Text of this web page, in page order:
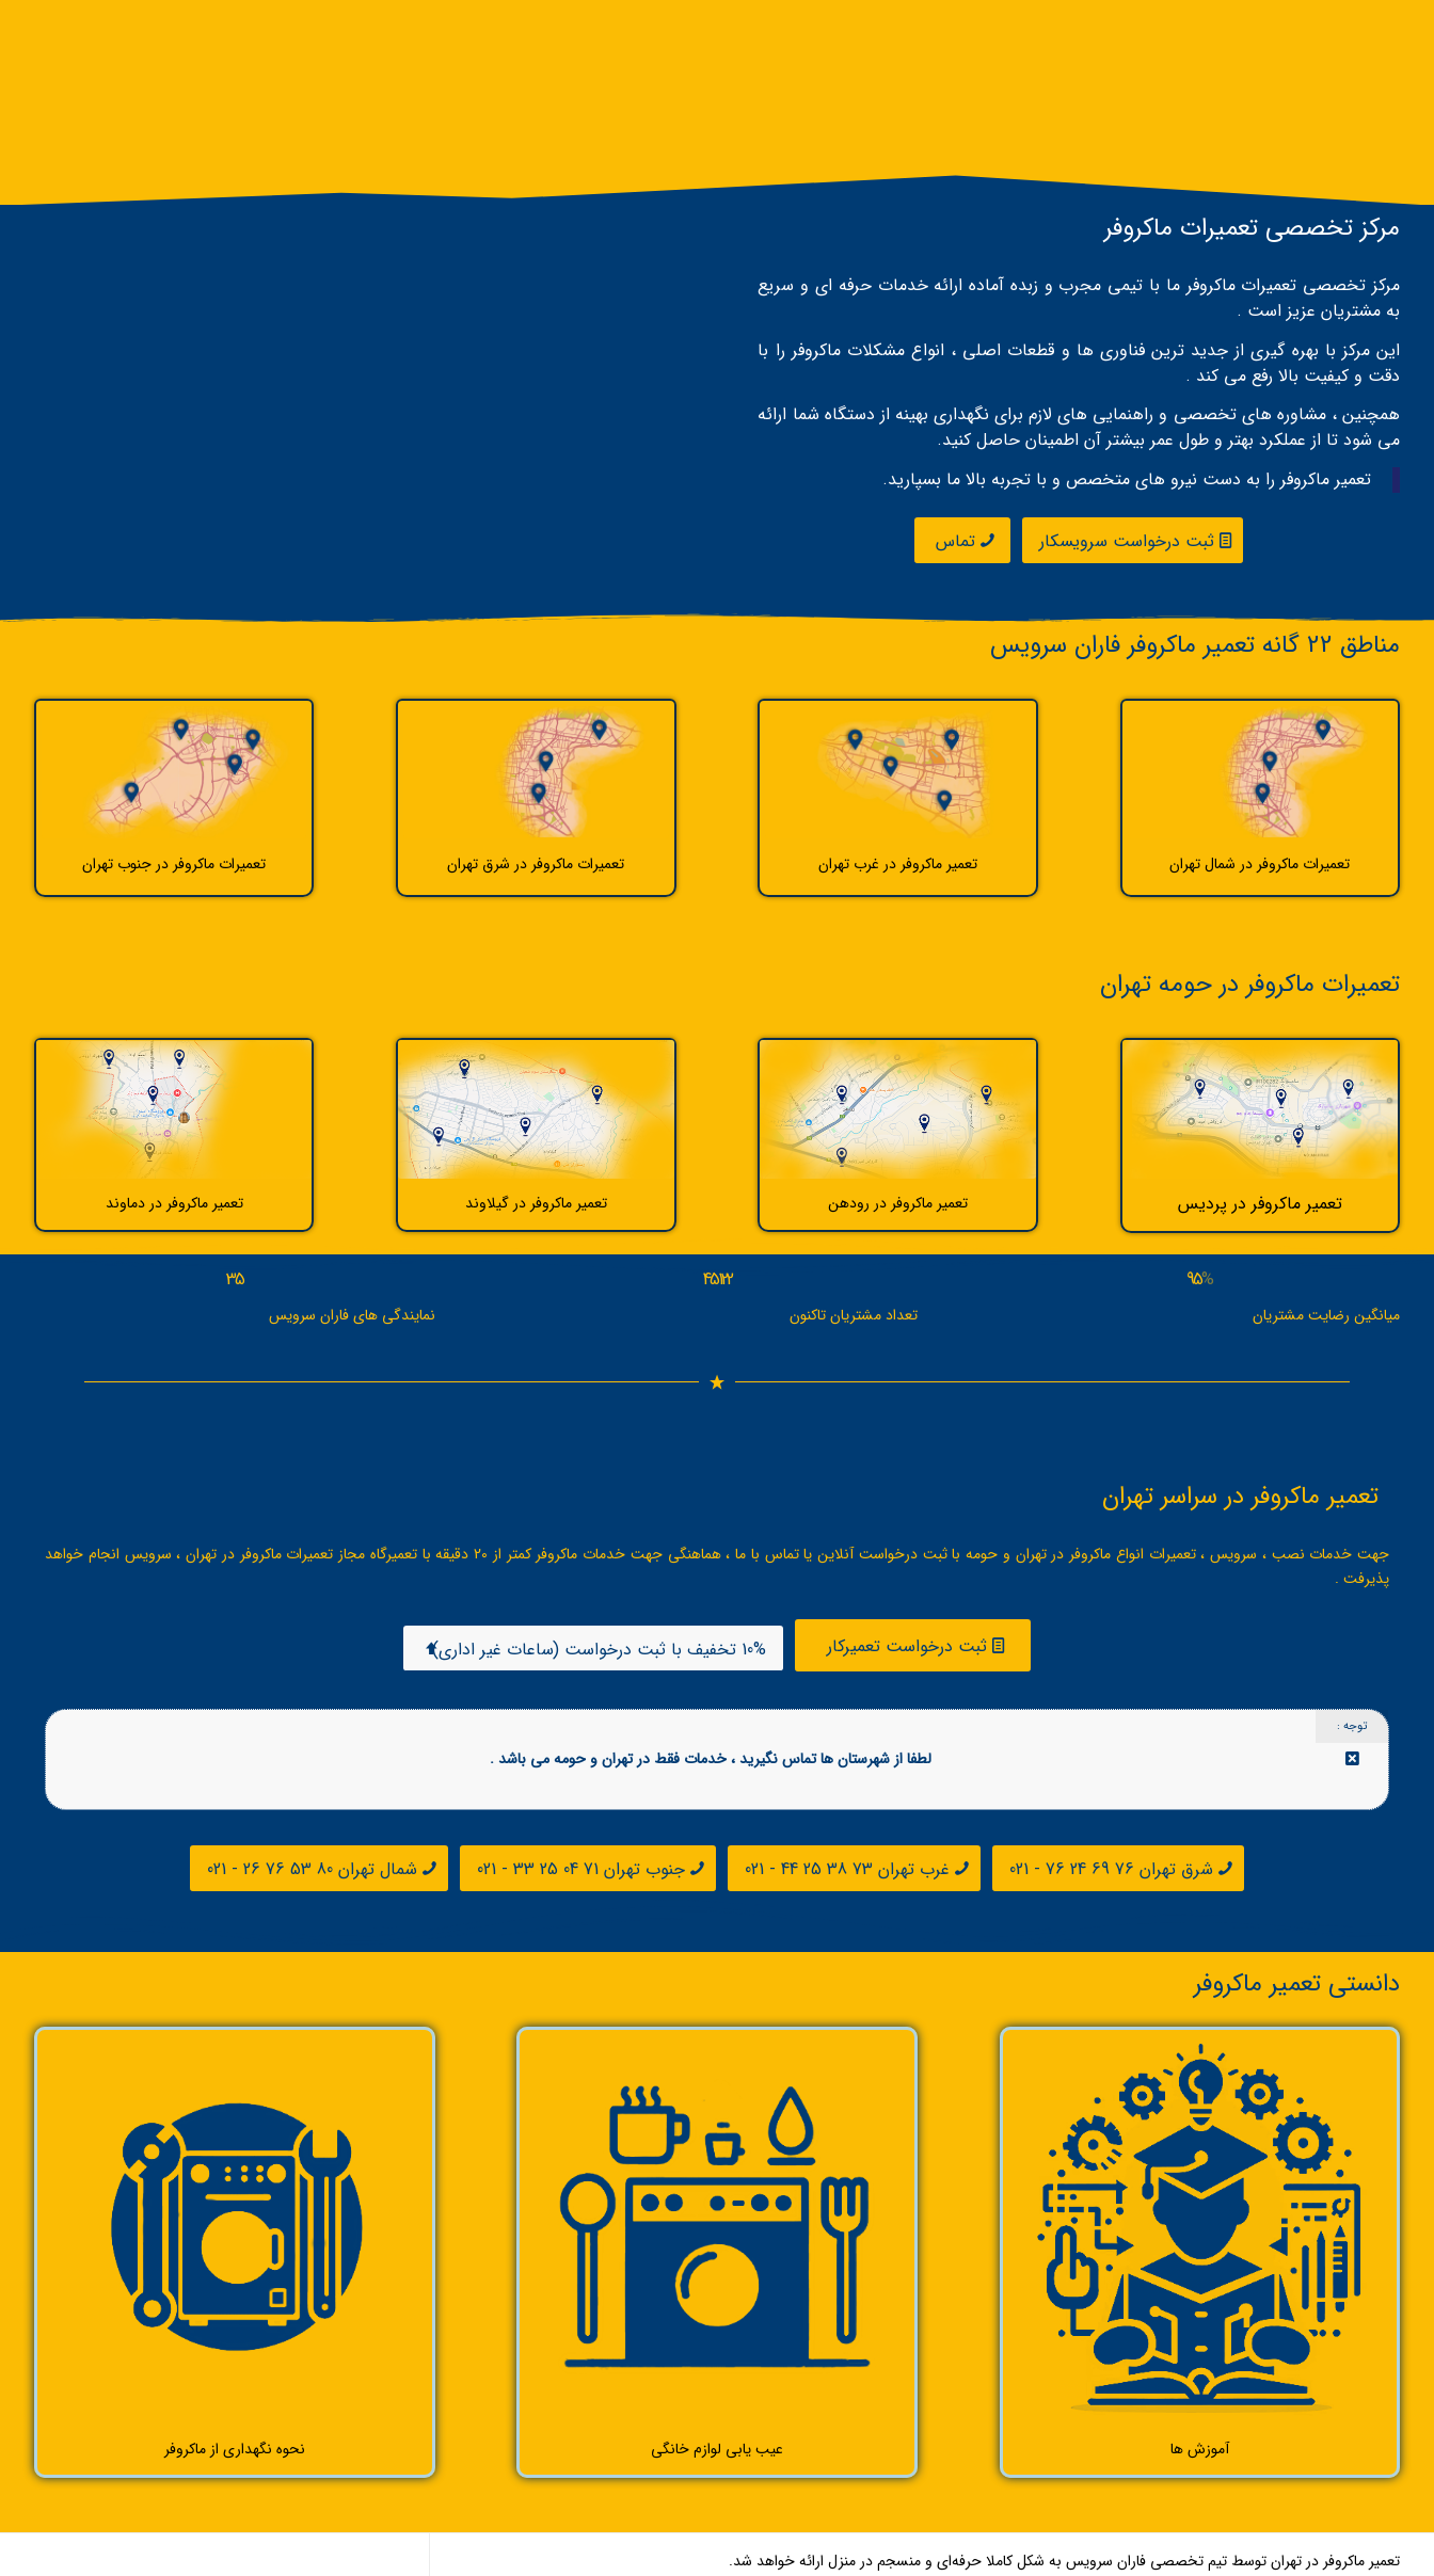
مرکز تخصصی تعمیرات ماکروفر
مرکز تخصصی تعمیرات ماکروفر ما با تیمی مجرب و زبده آماده ارائه خدمات حرفه‌ ای و سریع
به مشتریان عزیز است .
این مرکز با بهره‌ گیری از جدید ترین فناوری ‌ها و قطعات اصلی ، انواع مشکلات ماکروفر را با
دقت و کیفیت بالا رفع می ‌کند .
همچنین ، مشاوره‌ های تخصصی و راهنمایی‌ های لازم برای نگهداری بهینه از دستگاه شما ارائه
می ‌شود تا از عملکرد بهتر و طول عمر بیشتر آن اطمینان حاصل کنید.
تعمیر ماکروفر را به دست نیرو های متخصص و با تجربه بالا ما بسپارید.
ثبت درخواست سرویسکار تماس
مناطق 22 گانه تعمیر ماکروفر فاران سرویس
تعمیرات ماکروفر در شمال تهران تعمیر ماکروفر در غرب تهران تعمیرات ماکروفر در شرق تهران تعمیرات ماکروفر در جنوب تهران
تعمیرات ماکروفر در حومه تهران
تعمیر ماکروفر در پردیس تعمیر ماکروفر در رودهن تعمیر ماکروفر در گیلاوند تعمیر ماکروفر در دماوند
95%
میانگین رضایت مشتریان
45122
تعداد مشتریان تاکنون
35
نمایندگی های فاران سرویس
تعمیر ماکروفر در سراسر تهران
جهت خدمات نصب ، سرویس ، تعمیرات انواع ماکروفر در تهران و حومه با ثبت درخواست آنلاین یا تماس با ما ، هماهنگی جهت خدمات ماکروفر کمتر از 20 دقیقه با تعمیرگاه مجاز تعمیرات ماکروفر در تهران ، سرویس انجام خواهد
پذیرفت .
ثبت درخواست تعمیرکار 10% تخفیف با ثبت درخواست (ساعات غیر اداری)
توجه :
لطفا از شهرستان ها تماس نگیرید ، خدمات فقط در تهران و حومه می باشد .
شرق تهران 76 69 24 76 - 021 غرب تهران 73 38 25 44 - 021 جنوب تهران 71 04 25 33 - 021 شمال تهران 80 53 76 26 - 021
دانستی تعمیر ماکروفر
آموزش ها عیب یابی لوازم خانگی نحوه نگهداری از ماکروفر
تعمیر ماکروفر در تهران توسط تیم تخصصی فاران سرویس به شکل کاملا حرفه‌ای و منسجم در منزل ارائه خواهد شد.